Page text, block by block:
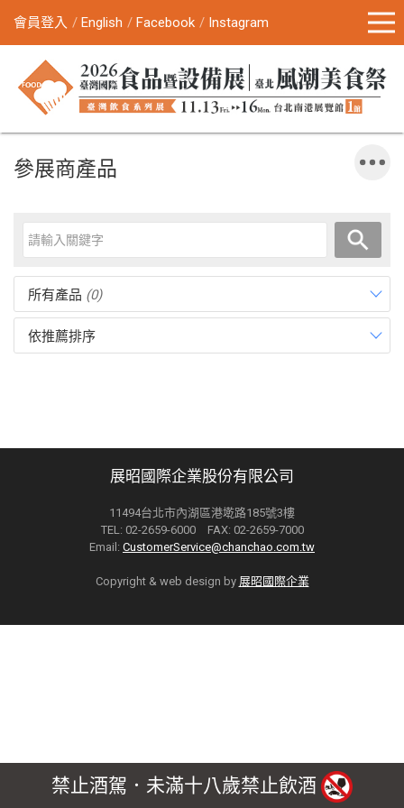
會員登入 English Facebook Instagram
參展商產品
所有產品 (0)
依推薦排序
展昭國際企業股份有限公司
11494台北市內湖區港墘路185號3樓
TEL: 02-2659-6000 FAX: 02-2659-7000
Email: CustomerService@chanchao.com.tw
Copyright & web design by 展昭國際企業
禁止酒駕．未滿十八歲禁止飲酒